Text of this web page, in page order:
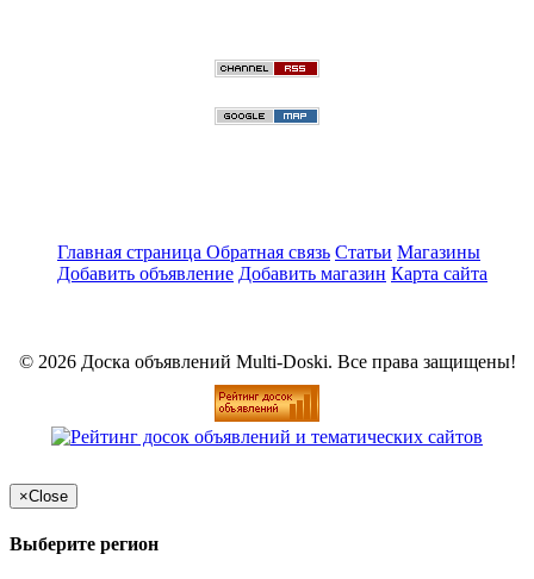
Главная страница Обратная связь Статьи Магазины
Добавить объявление Добавить магазин Карта сайта
© 2026 Доска объявлений Multi-Doski. Все права защищены!
×Close
Выберите регион